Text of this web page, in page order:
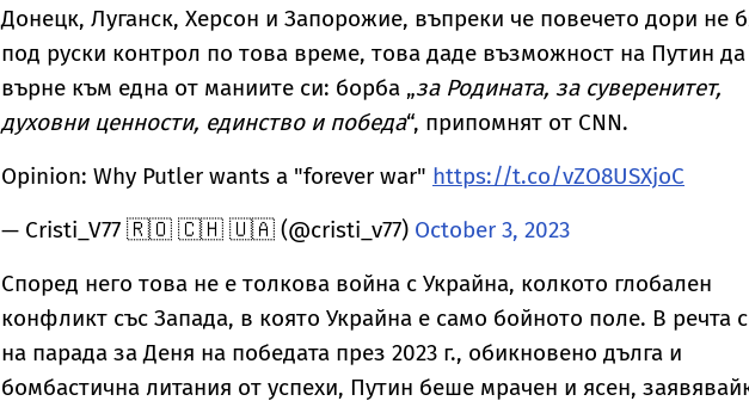
Донецк, Луганск, Херсон и Запорожие, въпреки че повечето дори не
под руски контрол по това време, това даде възможност на Путин да
върне към една от маниите си: борба „за Родината, за суверенитет,
духовни ценности, единство и победа“, припомнят от CNN.
Opinion: Why Putler wants a "forever war" https://t.co/vZO8USXjoC
— Cristi_V77 🇷🇴 🇨🇭 🇺🇦 (@cristi_v77) October 3, 2023
Според него това не е толкова война с Украйна, колкото глобален
конфликт със Запада, в която Украйна е само бойното поле. В речта
на парада за Деня на победата през 2023 г., обикновено дълга и
бомбастична литания от успехи, Путин беше мрачен и ясен,